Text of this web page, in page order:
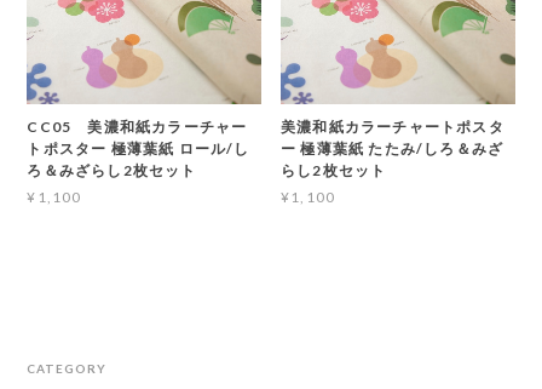
CC05 美濃和紙カラーチャー
トポスター 極薄葉紙 ロール/し
ろ＆みざらし2枚セット
¥1,100
美濃和紙カラーチャートポスタ
ー 極薄葉紙 たたみ/しろ＆みざ
らし2枚セット
¥1,100
CATEGORY